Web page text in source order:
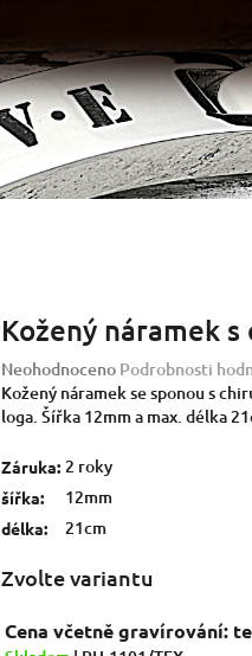
Kožený náramek
Průměrné
hodnocení
produktu
0,0
z
5
hvězdiček.
Neohodnoceno Podrobnosti
Kožený náramek se sponou s
loga. Šířka 12mm a max. délka
Záruka: 2 roky
šířka: 12mm
délka: 21cm
Zvolte variantu
Cena včetně gravírování: